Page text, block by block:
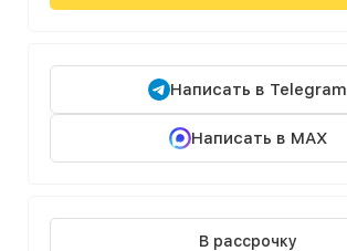
Написать в Telegram
Написать в MAX
В рассрочку